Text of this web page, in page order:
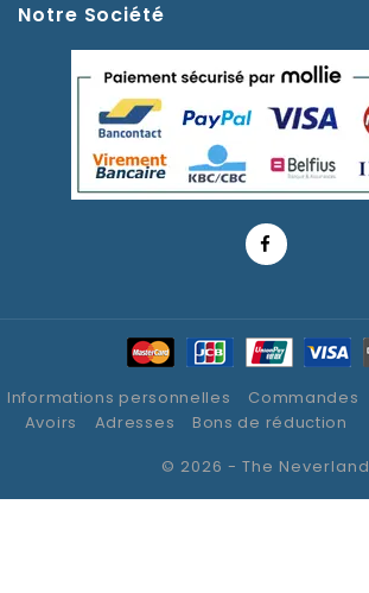
Notre Société
Informations personnelles
Commandes
Avoirs
Adresses
Bons de réduction
© 2026 - The Neverland